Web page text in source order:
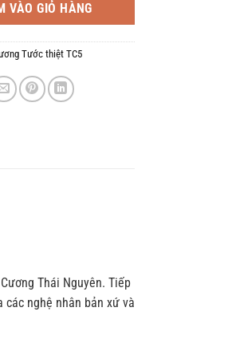
VÀO GIỎ HÀNG
Tước thiệt TC5
Thái Nguyên. Tiếp
nghệ nhân bản xứ và